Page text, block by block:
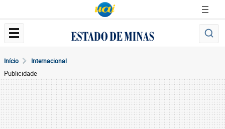
Início Internacional
Publicidade